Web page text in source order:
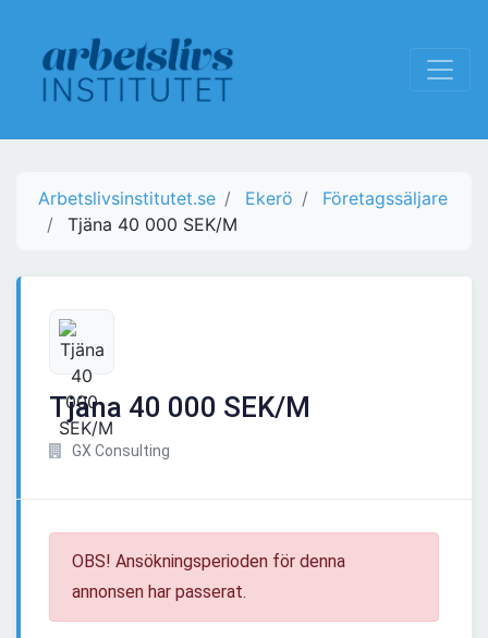
Arbetslivsinstitutet.se Ekerö
Företagssäljare
Tjäna 40 000 SEK/M
Tjäna 40 000 SEK/M
GX Consulting
OBS! Ansökningsperioden för denna
annonsen har passerat.